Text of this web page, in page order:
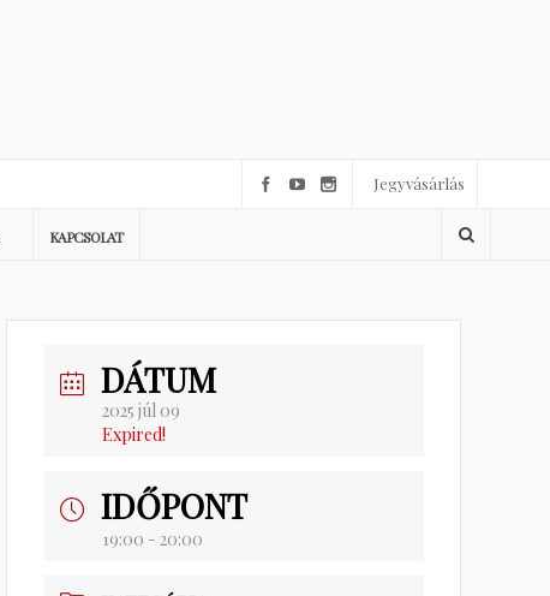
Jegyvásárlás
KAPCSOLAT
DÁTUM
2025 júl 09
Expired!
IDŐPONT
19:00 - 20:00